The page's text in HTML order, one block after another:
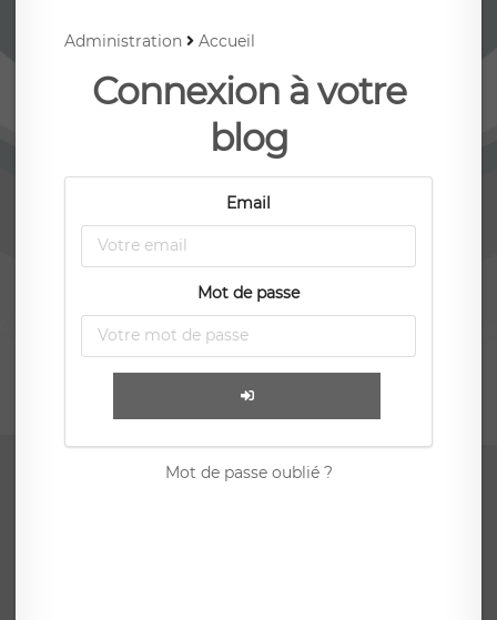
Administration Accueil
Connexion à votre
blog
Email
Mot de passe
Mot de passe oublié ?